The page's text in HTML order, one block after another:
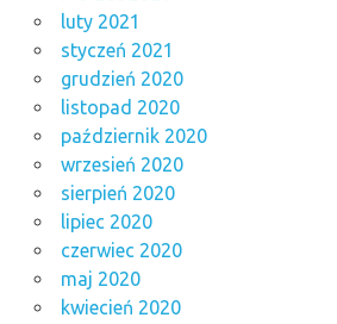
luty 2021
styczeń 2021
grudzień 2020
listopad 2020
październik 2020
wrzesień 2020
sierpień 2020
lipiec 2020
czerwiec 2020
maj 2020
kwiecień 2020